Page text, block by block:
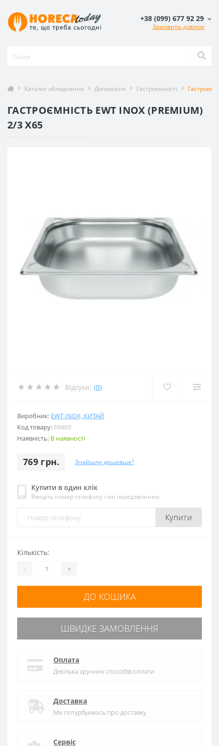
+38 (099) 677 92 29
Замовити дзвінок
Каталог обладнання Допоміжне Гастроємності
ГАСТРОЄМНІСТЬ EWT INOX (PREMIUM)
2/3 X65
Відгуки: (0)
Виробник: EWT INOX, КИТАЙ
Код товару: 69403
Наявність: В наявності
769 грн. Знайшли дешевше?
Купити в один клік
Введіть номер телефону і ми передзвонимо
Купити
Кількість:
- +
ДО КОШИКА
ШВИДКЕ ЗАМОВЛЕННЯ
Оплата
Декілька зручних способів оплати
Доставка
Ми потурбуємось про доставку
Сервіс